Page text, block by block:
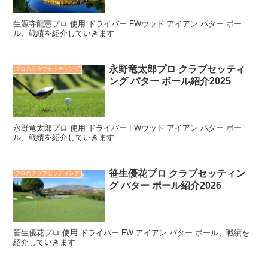
生源寺龍憲プロ 使用 ドライバー FWウッド アイアン パター ボー
ル、戦績を紹介していきます
プロのクラブセッティング
永野竜太郎プロ クラブセッティ
ング パター ボール紹介2025
永野竜太郎プロ 使用 ドライバー FWウッド アイアン パター ボー
ル、戦績を紹介していきます
プロのクラブセッティング
笹生優花プロ クラブセッティン
グ パター ボール紹介2026
笹生優花プロ 使用 ドライバー FW アイアン パター ボール、戦績を
紹介していきます